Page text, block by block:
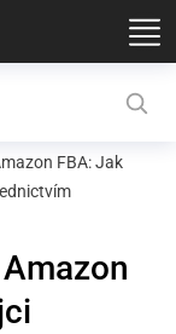
FBA: Jak